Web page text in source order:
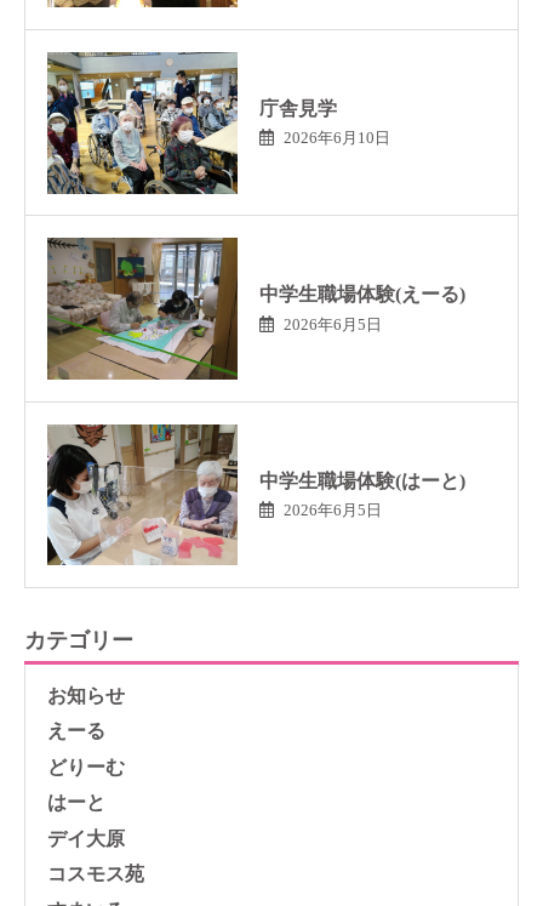
庁舎見学
2026年6月10日
中学生職場体験(えーる)
2026年6月5日
中学生職場体験(はーと)
2026年6月5日
カテゴリー
お知らせ
えーる
どりーむ
はーと
デイ大原
コスモス苑